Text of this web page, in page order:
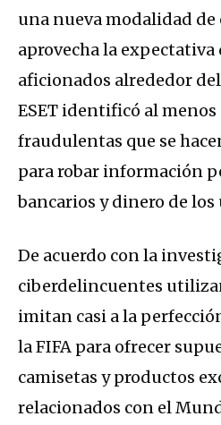
una nueva modalidad
aprovecha la
aficionados alrededor
ESET identificó al
fraudulentas que se
para robar información
bancarios y dinero de los
De acuerdo con la
ciberdelincuentes
imitan casi a la
la FIFA para ofrecer
camisetas y productos
relacionados con el